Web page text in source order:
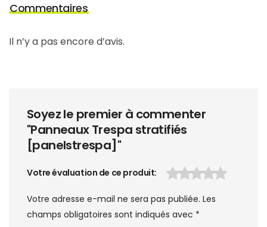
Commentaires
Il n’y a pas encore d’avis.
Soyez le premier à commenter
"Panneaux Trespa stratifiés
[panelstrespa]"
Votre adresse e-mail ne sera pas publiée. Les
champs obligatoires sont indiqués avec *
Votre évaluation de ce produit